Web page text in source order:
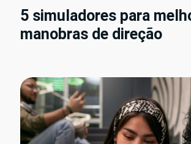
5 simuladores para
manobras de direção